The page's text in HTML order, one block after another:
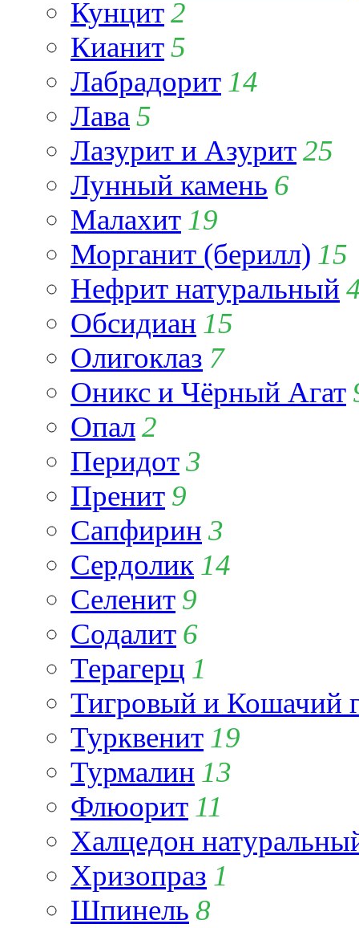
Кунцит2
Кианит5
Лабрадорит 14
Лава 5
Лазурит и Азурит25
Лунный камень 6
Малахит 19
Морганит (берилл) 15
Нефрит натуральный
Обсидиан 15
Олигоклаз 7
Оникс и Чёрный Агат
Опал2
Перидот3
Пренит 9
Сапфирин 3
Сердолик 14
Селенит 9
Содалит 6
Терагерц 1
Тигровый и Кошачий
Турквенит 19
Турмалин 13
Флюорит 11
Халцедон
Хризопраз 1
Шпинель 8